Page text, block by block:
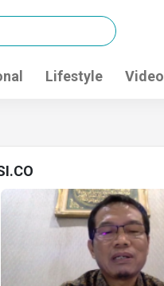
Lifestyle Video